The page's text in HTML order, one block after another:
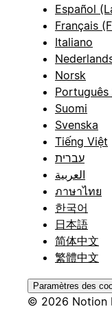
Español
Français
Italiano
Norsk
Português
Suomi
Svenska
Tiếng Việt
עברית
العربية
ภาษาไทย
한국어
日本語
简体中文
繁體中文
Paramètres des
© 2026 Notion